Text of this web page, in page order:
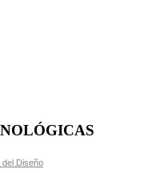
del Diseño